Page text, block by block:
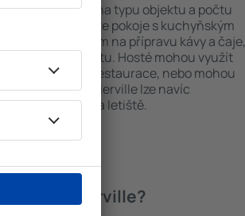
záleží na typu objektu a počtu
místech najdete pokoje s kuchyňským
přístrojem na přípravu kávy a čaje,
k internetu. Hosté mohou využít
si jídla z restaurace, nebo mohou
in Sevierville lze navíc
z nebo na letiště.
in Sevierville?